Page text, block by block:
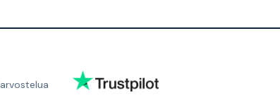
arvostelua